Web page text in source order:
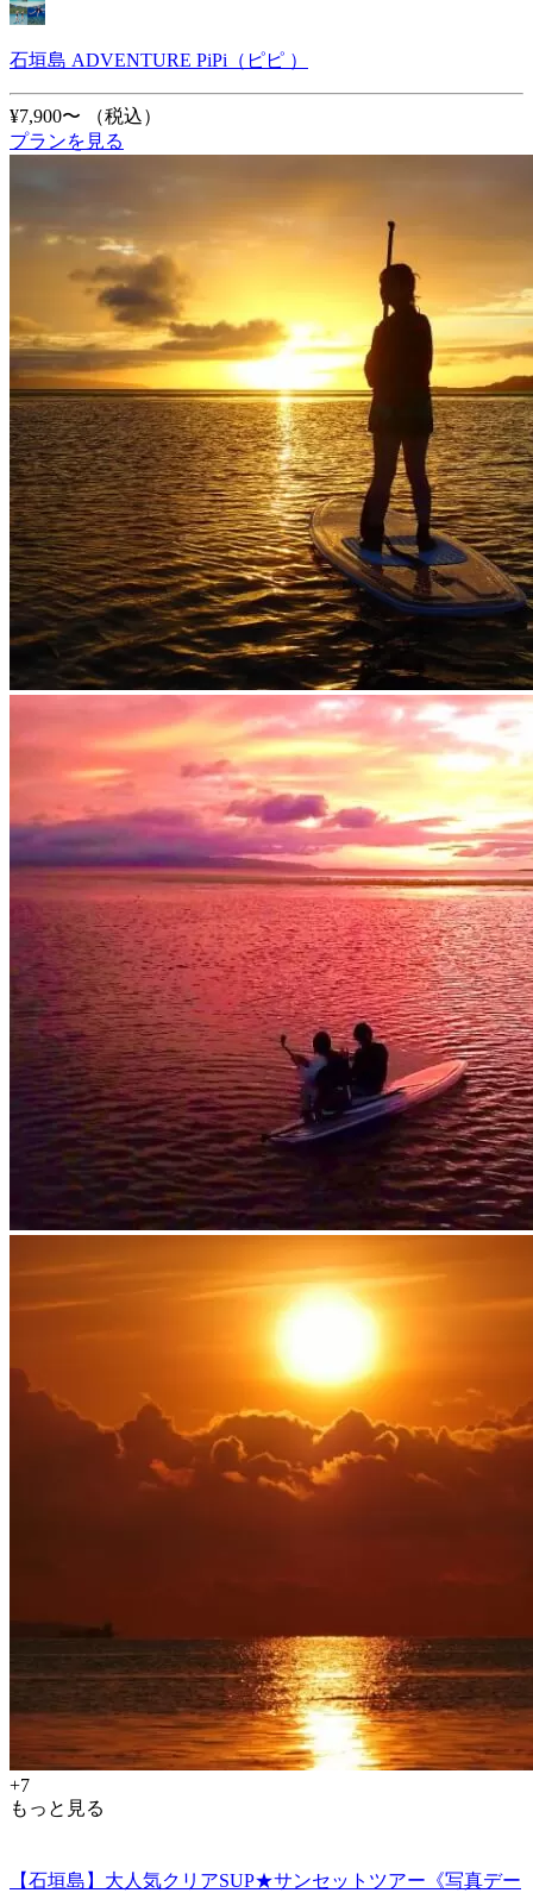
石垣島 ADVENTURE PiPi（ピピ ）
¥7,900〜
（税込）
プランを見る
+7
もっと見る
【石垣島】大人気クリアSUP★サンセットツアー《写真デー